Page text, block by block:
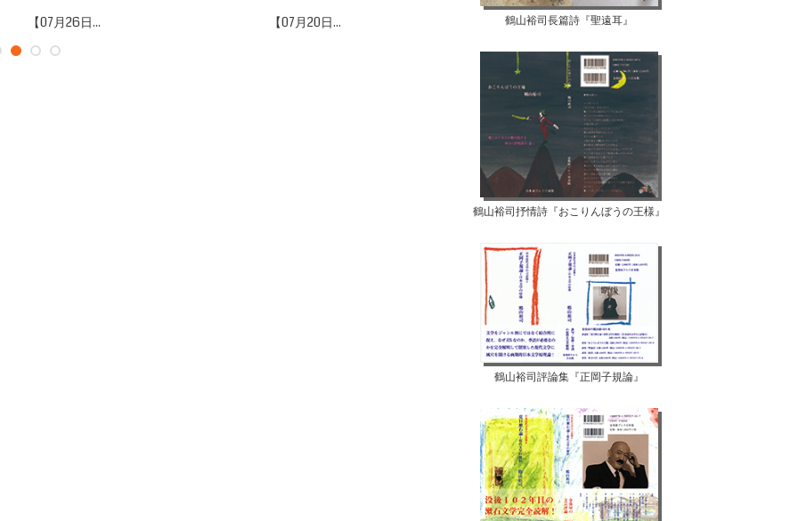
07月26日... 【07月20日... 【07月12日...
鶴山裕司長篇詩『聖遠耳』
鶴山裕司抒情詩『おこりんぼうの王様』
鶴山裕司評論集『正岡子規論』